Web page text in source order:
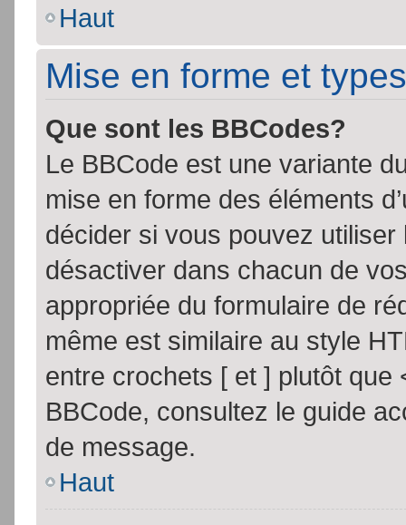
Haut
Mise en forme et
Que sont les BBCodes?
Le BBCode est une variante
mise en forme des éléments
décider si vous pouvez
désactiver dans chacun de
appropriée du formulaire de
même est similaire au style
entre crochets [ et ] plutôt que
BBCode, consultez le guide
de message.
Haut